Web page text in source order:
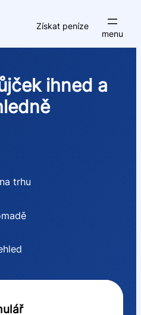
Získat peníze
ihned a
trhu